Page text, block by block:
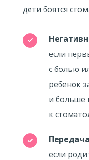
дети боятся
если
с болью
ребенок
и больше
к
если